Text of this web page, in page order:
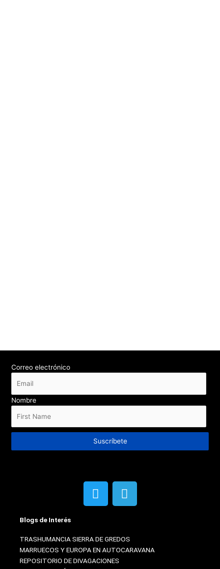
Correo electrónico
Nombre
Suscríbete
T
w
t
e
r
T
e
g
r
Blogs de Interés
TRASHUMANCIA SIERRA DE GREDOS
MARRUECOS Y EUROPA EN AUTOCARAVANA
REPOSITORIO DE DIVAGACIONES